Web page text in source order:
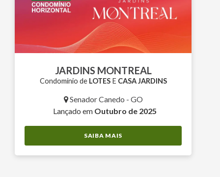
JARDINS MONTREAL
Condomínio de LOTESE CASA JARDINS
Senador Canedo - GO
Lançado em Outubro de 2025
SAIBA MAIS